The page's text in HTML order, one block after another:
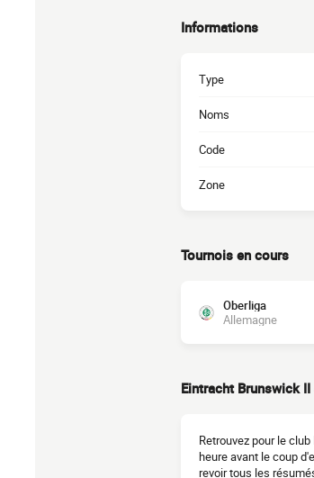
Informations
Type
Noms
Code
Zone
Tournois en cours
Oberliga
Allemagne
Eintracht Brunswick
Retrouvez pour le
heure avant le coup
revoir tous les